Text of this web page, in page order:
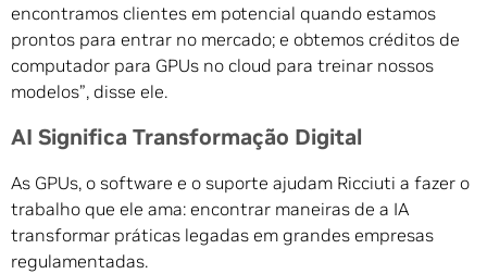
encontramos clientes em potencial quando estamos
prontos para entrar no mercado; e obtemos créditos de
computador para GPUs no cloud para treinar nossos
modelos”, disse ele.
AI Significa Transformação Digital
As GPUs, o software e o suporte ajudam Ricciuti a fazer o
trabalho que ele ama: encontrar maneiras de a IA
transformar práticas legadas em grandes empresas
regulamentadas.